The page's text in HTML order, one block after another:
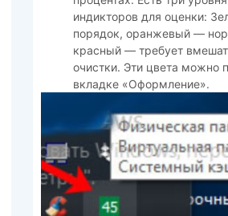
индикторов для оценки:
порядок, оранжевый —
красный — требует
очистки. Эти цвета можно
вкладке «Оформление».